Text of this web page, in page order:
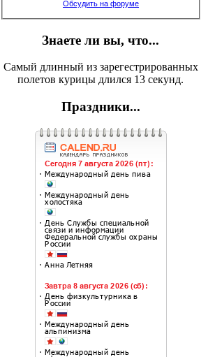
Обсудить на форуме
Знаете ли вы, что...
Самый длинный из зарегестрированных
полетов курицы длился 13 секунд.
Праздники...